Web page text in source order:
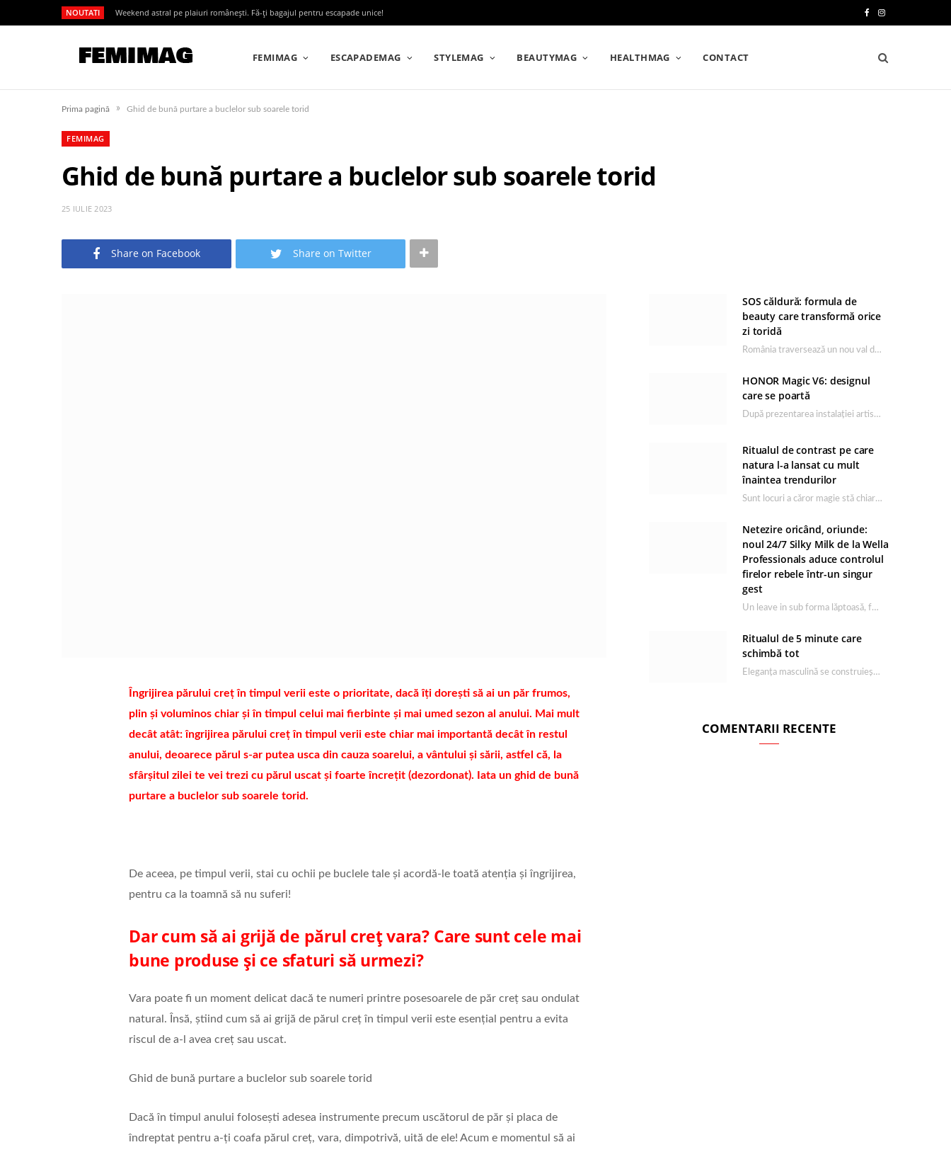
NOUTATI Weekend astral pe plaiuri românești. Fă-ți bagajul pentru escapade unice!
e
I
s
t
FEMIMAG ESCAPADEMAG STYLEMAG BEAUTYMAG HEALTHMAG CONTACT
Prima pagină » Ghid de bună purtare a buclelor sub soarele torid
FEMIMAG
Ghid de bună purtare a buclelor sub soarele torid
25 IULIE 2023
Share on Facebook Share on Twitter
Îngrijirea părului creț în timpul verii este o prioritate, dacă îți dorești să ai un păr frumos,
plin și voluminos chiar și în timpul celui mai fierbinte și mai umed sezon al anului. Mai mult
decât atât: îngrijirea părului creț în timpul verii este chiar mai importantă decât în restul
anului, deoarece părul s-ar putea usca din cauza soarelui, a vântului și sării, astfel că, la
sfârșitul zilei te vei trezi cu părul uscat și foarte încrețit (dezordonat). Iata un ghid de bună
purtare a buclelor sub soarele torid.
De aceea, pe timpul verii, stai cu ochii pe buclele tale și acordă-le toată atenția și îngrijirea,
pentru ca la toamnă să nu suferi!
Dar cum să ai grijă de părul creț vara? Care sunt cele mai
bune produse și ce sfaturi să urmezi?
Vara poate fi un moment delicat dacă te numeri printre posesoarele de păr creț sau ondulat
natural. Însă, știind cum să ai grijă de părul creț în timpul verii este esențial pentru a evita
riscul de a-l avea creț sau uscat.
Ghid de bună purtare a buclelor sub soarele torid
Dacă în timpul anului folosești adesea instrumente precum uscătorul de păr și placa de
îndreptat pentru a-ți coafa părul creț, vara, dimpotrivă, uită de ele! Acum e momentul să ai
SOS căldură: formula de
beauty care transformă orice
zi toridă
România traversează un nou val de căldură, iar rutina de îngrijire capătă un rol esențial…
HONOR Magic V6: designul
care se poartă
După prezentarea instalației artistice semnată de Catrinel Săbăciag în cadrul evenimentului de lansare HONOR Magic…
Ritualul de contrast pe care
natura l-a lansat cu mult
înaintea trendurilor
Sunt locuri a căror magie stă chiar în firea lor naturală, iar Lacul Ursu din…
Netezire oricând, oriunde:
noul 24/7 Silky Milk de la Wella
Professionals aduce controlul
firelor rebele într-un singur
gest
Un leave in sub forma lăptoasă, fără clătire care completează rutina Ultimate Smooth și transformă…
Ritualul de 5 minute care
schimbă tot
Eleganța masculină se construiește dimineața, în câteva minute și cu produsele potrivite. O rutină de…
COMENTARII RECENTE